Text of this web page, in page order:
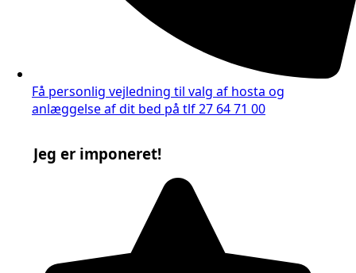
Få personlig vejledning til valg af hosta og
anlæggelse af dit bed på tlf 27 64 71 00
Jeg er imponeret!